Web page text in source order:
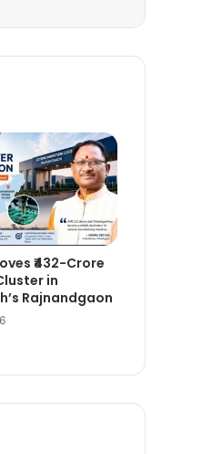
₹432-Crore
in
Rajnandgaon